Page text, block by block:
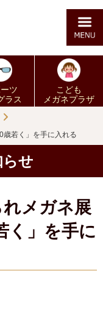
ツ
ラス
こども
メガネプラザ
若く」を手に入れる
せ
メガネ展
く」を手に